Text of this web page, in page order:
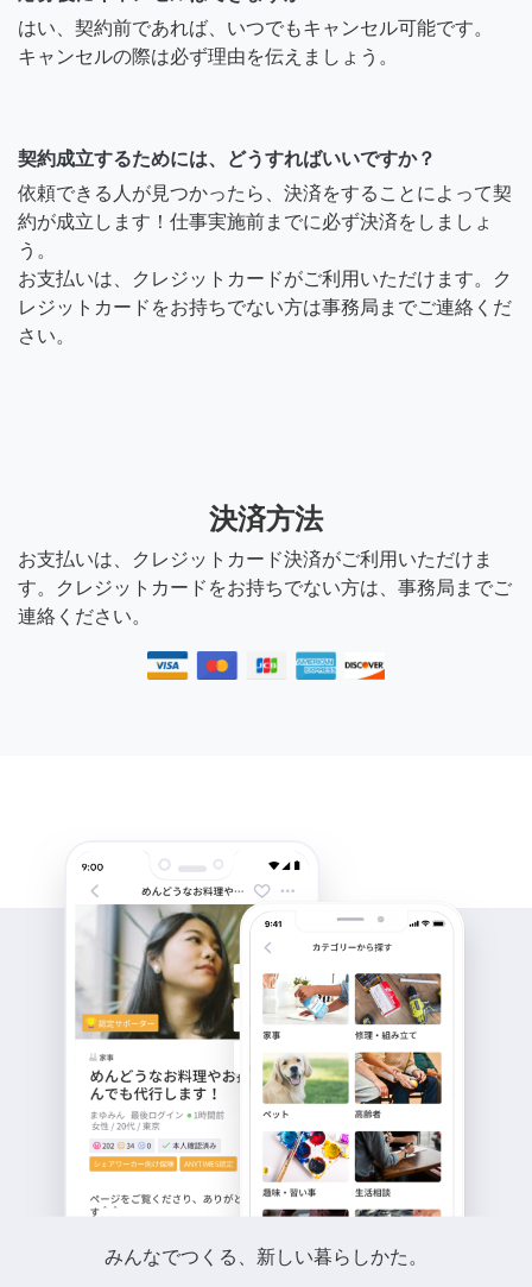
はい、契約前であれば、いつでもキャンセル可能です。
キャンセルの際は必ず理由を伝えましょう。
契約成立するためには、どうすればいいですか？
依頼できる人が見つかったら、決済をすることによって契
約が成立します！仕事実施前までに必ず決済をしましょ
う。
お支払いは、クレジットカードがご利用いただけます。ク
レジットカードをお持ちでない方は事務局までご連絡くだ
さい。
決済方法
お支払いは、クレジットカード決済がご利用いただけま
す。クレジットカードをお持ちでない方は、事務局までご
連絡ください。
みんなでつくる、新しい暮らしかた。